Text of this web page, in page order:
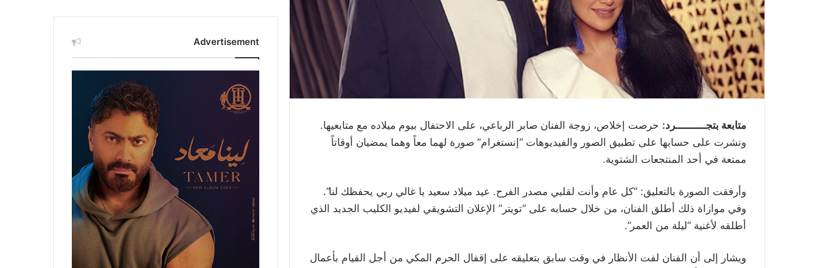
متابعة بتجــــــــــرد: حرصت إخلاص، زوجة الفنان صابر الرباعي، على الاحتفال بيوم ميلاده مع متابعيها.
ونشرت على حسابها على تطبيق الصور والفيديوهات “إنستغرام” صورة لهما معاً وهما يمضيان أوقاتاً
ممتعة في أحد المنتجعات الشتوية.
وأرفقت الصورة بالتعليق: “كل عام وأنت لقلبي مصدر الفرح. عيد ميلاد سعيد يا غالي ربي يحفظك لنا”.
وفي موازاة ذلك أطلق الفنان، من خلال حسابه على “تويتر” الإعلان التشويقي لفيديو الكليب الجديد الذي
أطلقه لأغنية “ليلة من العمر”.
ويشار إلى أن الفنان لفت الأنظار في وقت سابق بتعليقه على إقفال الحرم المكي من أجل القيام بأعمال
Advertisement